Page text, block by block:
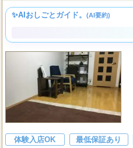
✨AIおしごとガイド。(AI要約)